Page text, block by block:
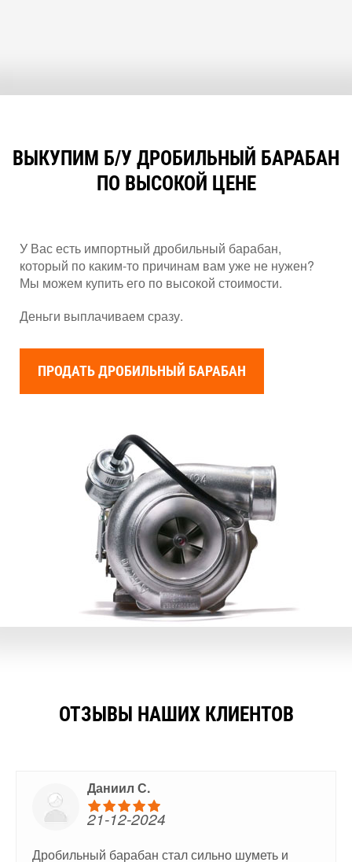
ВЫКУПИМ Б/У ДРОБИЛЬНЫЙ БАРАБАН
ПО ВЫСОКОЙ ЦЕНЕ
У Вас есть импортный дробильный барабан,
который по каким-то причинам вам уже не нужен?
Мы можем купить его по высокой стоимости.
Деньги выплачиваем сразу.
ПРОДАТЬ ДРОБИЛЬНЫЙ БАРАБАН
ОТЗЫВЫ НАШИХ КЛИЕНТОВ
Даниил С.
21-12-2024
Дробильный барабан стал сильно шуметь и